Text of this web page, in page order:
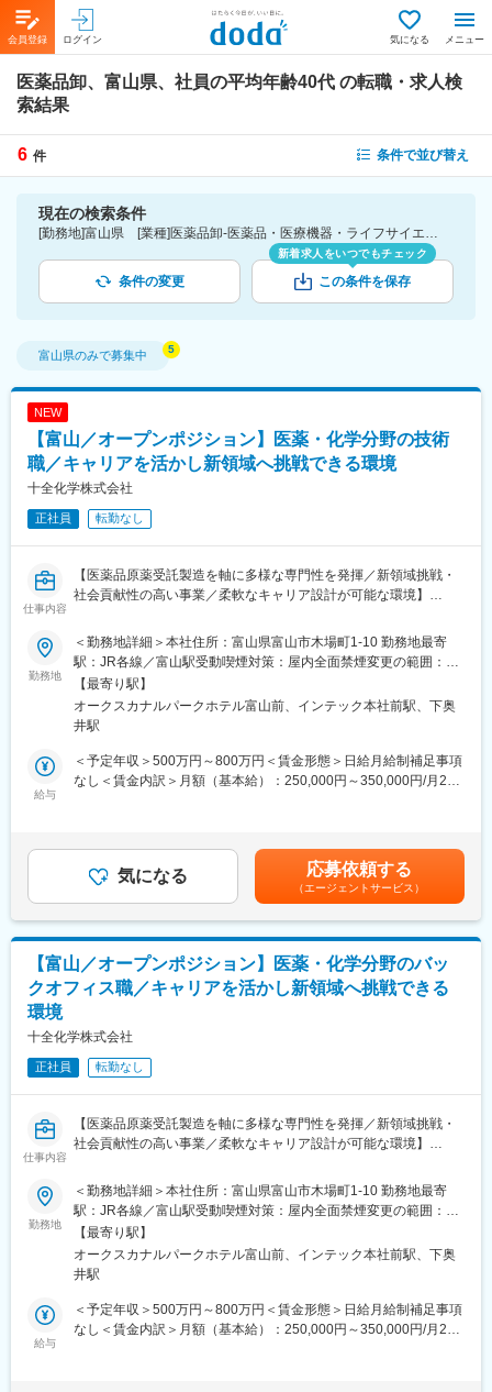
会員登録 ログイン 気になる メニュー
医薬品卸、富山県、社員の平均年齢40代 の転職・求人検
索結果
6 件 条件で並び替え
現在の検索条件
[勤務地]富山県 [業種]医薬品卸-医薬品・医療機器・ライフサイエンス・医療系サービス [詳細条件](社員の平均年齢)40代
条件の変更
新着求人をいつでもチェック
この条件を保存
富山県のみで募集中
NEW
【富山／オープンポジション】医薬・化学分野の技術
職／キャリアを活かし新領域へ挑戦できる環境
十全化学株式会社
正社員 転勤なし
仕事内容
【医薬品原薬受託製造を軸に多様な専門性を発揮／新領域挑戦・
社会貢献性の高い事業／柔軟なキャリア設計が可能な環境】
■業務概要
当社は医薬品原薬や重要中間体の製造受託および研究開発支援を
行う富山県拠点の医薬品メーカーです。本ポジションは、これま
でのご経験・ご志向を踏まえ、医薬・化学業界での品質管理／品
質保証／生産技術／設備・環境安全／購買／GMP関連などの技術
職に従事いただきます。
当社内の様々な職種から最適な役割を決定します。配属はご本人
の希望・ご経験と事業戦略、組織状況を考慮したうえで対話を重
品質管理／品質保証／生産技術／設備・環境安全／購買／GMP関
連業務のいずれかをお任せします。
事業拡大フェーズのため、組織づくりや業務改善、新規事業の立
■扱うサービス
医薬品原薬及びその中間体の受託製造、治験用原薬の試製、CMC
開発支援、特殊中間体製造、マロン酸・ピリミジン誘導体製造な
・経験・志向に応じて役割を決定するため、これまでのキャリア
貢献性の高い仕事に携われる
・事業拡大フェーズにあり、組織づくりや業務改善にも主体的に
・職種にとらわれずキャリアの幅を広げられる
■教育体制
OJTや部門別研修があり、入社後も成長をサポートする体制を整
えています。
■同社の魅力：
・創業70年を超えてさらなる成長を続ける同社では、能力のある
勤務地
＜勤務地詳細＞本社住所：富山県富山市木場町1-10 勤務地最寄
駅：JR各線／富山駅受動喫煙対策：屋内全面禁煙変更の範囲：会
社の定める事業所
【最寄り駅】
オークスカナルパークホテル富山前、インテック本社前駅、下奥
井駅
給与
＜予定年収＞500万円～800万円＜賃金形態＞日給月給制補足事項
なし＜賃金内訳＞月額（基本給）：250,000円～350,000円/月20
くまでも目安の金額であり、選考を通じて上下する可能性があり
ます。月給(月額)は固定手当を含めた表記です。
気になる 応募依頼する
（エージェントサービス）
【富山／オープンポジション】医薬・化学分野のバッ
クオフィス職／キャリアを活かし新領域へ挑戦できる
環境
十全化学株式会社
正社員 転勤なし
仕事内容
【医薬品原薬受託製造を軸に多様な専門性を発揮／新領域挑戦・
社会貢献性の高い事業／柔軟なキャリア設計が可能な環境】
■業務概要
当社は医薬品原薬や重要中間体の製造受託および研究開発支援を
行う富山県拠点の医薬品メーカーです。本ポジションは、これま
でのご経験・ご志向を踏まえ、企画・データ分析・事業開発・社
内SE・労務のバックオフィス領域から最適な役割を決定します。
配属はご本人の希望・ご経験と事業戦略、組織状況を考慮したう
えで対話を重ね、双方合意のもと決定します。
勤務地
＜勤務地詳細＞本社住所：富山県富山市木場町1-10 勤務地最寄
駅：JR各線／富山駅受動喫煙対策：屋内全面禁煙変更の範囲：会
社の定める事業所
【最寄り駅】
オークスカナルパークホテル富山前、インテック本社前駅、下奥
井駅
給与
＜予定年収＞500万円～800万円＜賃金形態＞日給月給制補足事項
なし＜賃金内訳＞月額（基本給）：250,000円～350,000円/月20